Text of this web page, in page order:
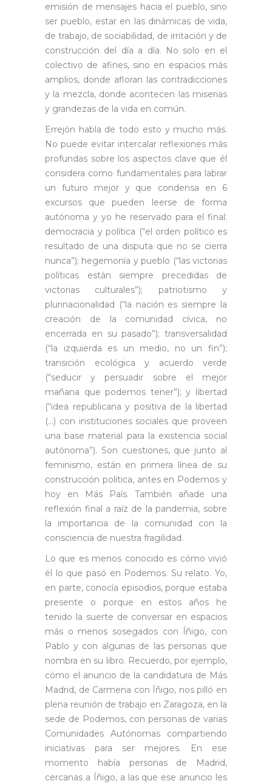
emisión de mensajes hacia el pueblo, sino
ser pueblo, estar en las dinámicas de vida,
de trabajo, de sociabilidad, de irritación y de
construcción del día a día. No solo en el
colectivo de afines, sino en espacios más
amplios, donde afloran las contradicciones
y la mezcla, donde acontecen las miserias
y grandezas de la vida en común.
Errejón habla de todo esto y mucho más.
No puede evitar intercalar reflexiones más
profundas sobre los aspectos clave que él
considera como fundamentales para labrar
un futuro mejor y que condensa en 6
excursos que pueden leerse de forma
autónoma y yo he reservado para el final:
democracia y política (“el orden político es
resultado de una disputa que no se cierra
nunca”); hegemonía y pueblo (“las victorias
políticas están siempre precedidas de
victorias culturales”); patriotismo y
plurinacionalidad (“la nación es siempre la
creación de la comunidad cívica, no
encerrada en su pasado”); transversalidad
(“la izquierda es un medio, no un fin”);
transición ecológica y acuerdo verde
(“seducir y persuadir sobre el mejor
mañana que podemos tener”); y libertad
(“idea republicana y positiva de la libertad
(…) con instituciones sociales que proveen
una base material para la existencia social
autónoma”). Son cuestiones, que junto al
feminismo, están en primera línea de su
construcción política, antes en Podemos y
hoy en Más País. También añade una
reflexión final a raíz de la pandemia, sobre
la importancia de la comunidad con la
consciencia de nuestra fragilidad.
Lo que es menos conocido es cómo vivió
él lo que pasó en Podemos. Su relato. Yo,
en parte, conocía episodios, porque estaba
presente o porque en estos años he
tenido la suerte de conversar en espacios
más o menos sosegados con Íñigo, con
Pablo y con algunas de las personas que
nombra en su libro. Recuerdo, por ejemplo,
cómo el anuncio de la candidatura de Más
Madrid, de Carmena con Íñigo, nos pilló en
plena reunión de trabajo en Zaragoza, en la
sede de Podemos, con personas de varias
Comunidades Autónomas compartiendo
iniciativas para ser mejores. En ese
momento había personas de Madrid,
cercanas a Íñigo, a las que ese anuncio les